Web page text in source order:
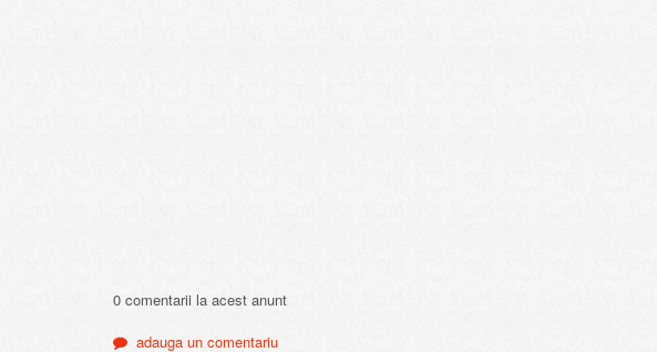
0 comentarii la acest anunt
adauga un comentariu